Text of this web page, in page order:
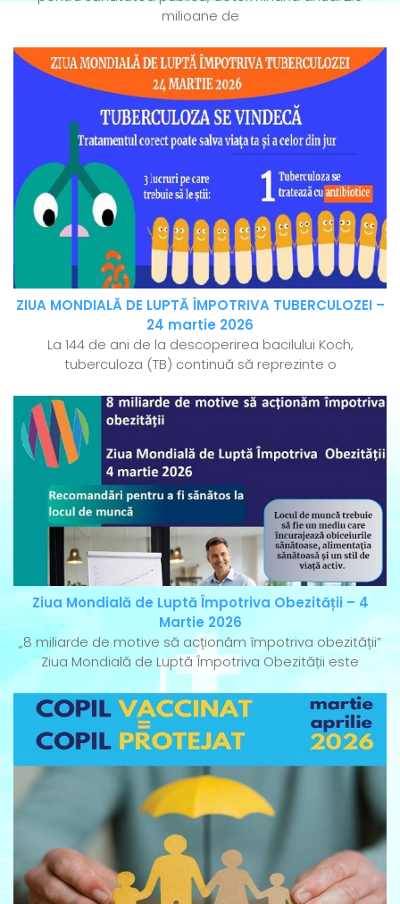
milioane de
ZIUA MONDIALĂ DE LUPTĂ ÎMPOTRIVA TUBERCULOZEI –
24 martie 2026
La 144 de ani de la descoperirea bacilului Koch,
tuberculoza (TB) continuă să reprezinte o
Ziua Mondială de Luptă Împotriva Obezității – 4
Martie 2026
„8 miliarde de motive să acționăm împotriva obezității”
Ziua Mondială de Luptă Împotriva Obezității este